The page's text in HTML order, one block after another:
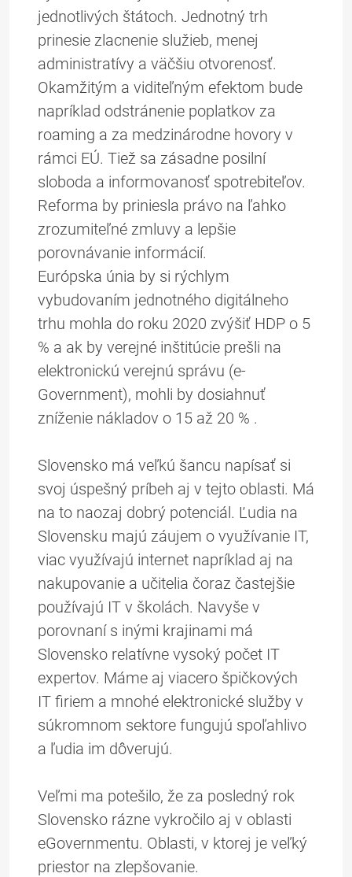
jednotlivých štátoch. Jednotný trh
prinesie zlacnenie služieb, menej
administratívy a väčšiu otvorenosť.
Okamžitým a viditeľným efektom bude
napríklad odstránenie poplatkov za
roaming a za medzinárodne hovory v
rámci EÚ. Tiež sa zásadne posilní
sloboda a informovanosť spotrebiteľov.
Reforma by priniesla právo na ľahko
zrozumiteľné zmluvy a lepšie
porovnávanie informácií.
Európska únia by si rýchlym
vybudovaním jednotného digitálneho
trhu mohla do roku 2020 zvýšiť HDP o 5
% a ak by verejné inštitúcie prešli na
elektronickú verejnú správu (e-
Government), mohli by dosiahnuť
zníženie nákladov o 15 až 20 % .
Slovensko má veľkú šancu napísať si
svoj úspešný príbeh aj v tejto oblasti. Má
na to naozaj dobrý potenciál. Ľudia na
Slovensku majú záujem o využívanie IT,
viac využívajú internet napríklad aj na
nakupovanie a učitelia čoraz častejšie
používajú IT v školách. Navyše v
porovnaní s inými krajinami má
Slovensko relatívne vysoký počet IT
expertov. Máme aj viacero špičkových
IT firiem a mnohé elektronické služby v
súkromnom sektore fungujú spoľahlivo
a ľudia im dôverujú.
Veľmi ma potešilo, že za posledný rok
Slovensko rázne vykročilo aj v oblasti
eGovernmentu. Oblasti, v ktorej je veľký
priestor na zlepšovanie.